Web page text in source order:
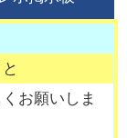
お願いしま